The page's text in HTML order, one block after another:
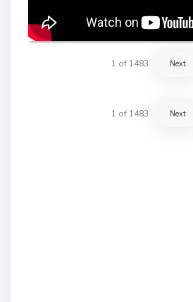
1 of 1483 Next
1 of 1483 Next